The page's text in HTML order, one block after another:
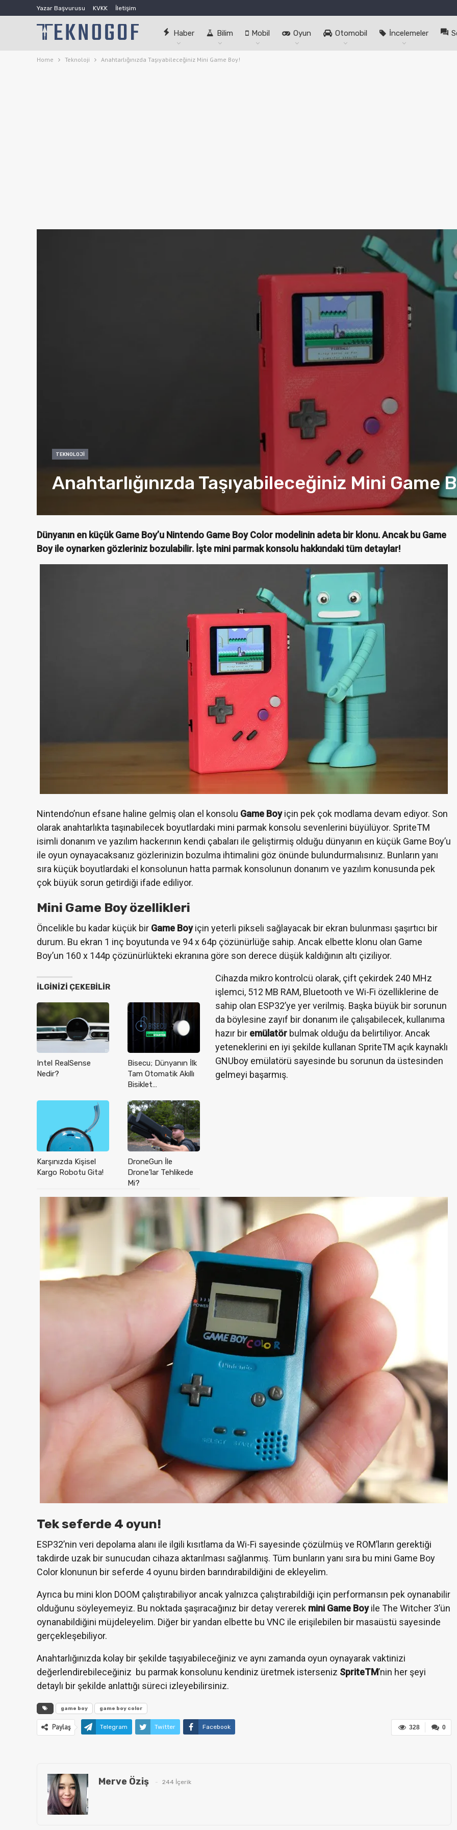
Yazar Başvurusu KVKK İletişim
Haber Bilim Mobil Oyun Otomobil İncelemeler
Home Teknoloji Anahtarlığınızda Taşıyabileceğiniz Mini Game Boy!
TEKNOLOJI
Anahtarlığınızda Taşıyabileceğiniz Mini Game
Dünyanın en küçük Game Boy’u Nintendo Game Boy Color modelinin adeta bir klonu. Ancak bu Game
Boy ile oynarken gözleriniz bozulabilir. İşte mini parmak konsolu hakkındaki tüm detaylar!
Nintendo’nun efsane haline gelmiş olan el konsolu Game Boyiçin pek çok modlama devam ediyor. Son
olarak anahtarlıkta taşınabilecek boyutlardaki mini parmak konsolu sevenlerini büyülüyor. SpriteTM
isimli donanım ve yazılım hackerının kendi çabaları ile geliştirmiş olduğu dünyanın en küçük Game Boy’u
ile oyun oynayacaksanız gözlerinizin bozulma ihtimalini göz önünde bulundurmalısınız. Bunların yanı
sıra küçük boyutlardaki el konsolunun hatta parmak konsolunun donanım ve yazılım konusunda pek
çok büyük sorun getirdiği ifade ediliyor.
Mini Game Boy özellikleri
Öncelikle bu kadar küçük bir Game Boyiçin yeterli pikseli sağlayacak bir ekran bulunması şaşırtıcı bir
durum. Bu ekran 1 inç boyutunda ve 94 x 64p çözünürlüğe sahip. Ancak elbette klonu olan Game
Boy’un 160 x 144p çözünürlükteki ekranına göre son derece düşük kaldığının altı çiziliyor.
İLGINIZI ÇEKEBILIR
Intel RealSense
Nedir?
Bisecu; Dünyanın İlk
Tam Otomatik Akıllı
Bisiklet…
Karşınızda Kişisel
Kargo Robotu Gita!
DroneGun İle
Drone’lar Tehlikede
Mi?
Cihazda mikro kontrolcü olarak, çift çekirdek 240 MHz
işlemci, 512 MB RAM, Bluetooth ve Wi-Fi özelliklerine de
sahip olan ESP32’ye yer verilmiş. Başka büyük bir sorunun
da böylesine zayıf bir donanım ile çalışabilecek, kullanıma
hazır bir emülatör bulmak olduğu da belirtiliyor. Ancak
yeteneklerini en iyi şekilde kullanan SpriteTM açık kaynaklı
GNUboy emülatörü sayesinde bu sorunun da üstesinden
gelmeyi başarmış.
Tek seferde 4 oyun!
ESP32’nin veri depolama alanı ile ilgili kısıtlama da Wi-Fi sayesinde çözülmüş ve ROM’ların gerektiği
takdirde uzak bir sunucudan cihaza aktarılması sağlanmış. Tüm bunların yanı sıra bu mini Game Boy
Color klonunun bir seferde 4 oyunu birden barındırabildiğini de ekleyelim.
Ayrıca bu mini klon DOOM çalıştırabiliyor ancak yalnızca çalıştırabildiği için performansın pek oynanabilir
olduğunu söyleyemeyiz. Bu noktada şaşıracağınız bir detay vererek mini Game Boyile The Witcher 3’ün
oynanabildiğini müjdeleyelim. Diğer bir yandan elbette bu VNC ile erişilebilen bir masaüstü sayesinde
gerçekleşebiliyor.
Anahtarlığınızda kolay bir şekilde taşıyabileceğiniz ve aynı zamanda oyun oynayarak vaktinizi
değerlendirebileceğiniz bu parmak konsolunu kendiniz üretmek isterseniz SpriteTM’nin her şeyi
detaylı bir şekilde anlattığı süreci izleyebilirsiniz.
game boy game boy color
0
328
Paylaş Telegram Twitter Facebook
Merve Öziş 244 İçerik
IPAD
IPhone Uyumlu Bellek:
SanDisk IXpand
Merve Öziş Tem 21, 2016
2017 BMW Alpina B7
XDrive Tanıtıldı!
Merve Öziş